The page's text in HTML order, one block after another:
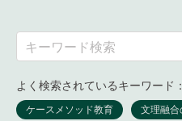
よく検索されているキーワード：